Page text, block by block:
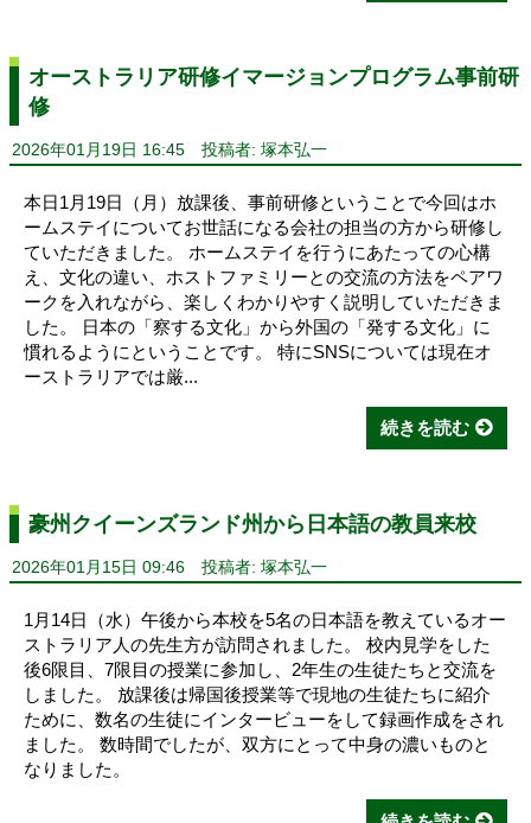
オーストラリア研修イマージョンプログラム事前研
修
2026年01月19日 16:45 投稿者: 塚本弘一
本日1月19日（月）放課後、事前研修ということで今回はホ
ームステイについてお世話になる会社の担当の方から研修し
ていただきました。 ホームステイを行うにあたっての心構
え、文化の違い、ホストファミリーとの交流の方法をペアワ
ークを入れながら、楽しくわかりやすく説明していただきま
した。 日本の「察する文化」から外国の「発する文化」に
慣れるようにということです。 特にSNSについては現在オ
ーストラリアでは厳...
続きを読む
豪州クイーンズランド州から日本語の教員来校
2026年01月15日 09:46 投稿者: 塚本弘一
1月14日（水）午後から本校を5名の日本語を教えているオー
ストラリア人の先生方が訪問されました。 校内見学をした
後6限目、7限目の授業に参加し、2年生の生徒たちと交流を
しました。 放課後は帰国後授業等で現地の生徒たちに紹介
ために、数名の生徒にインタービューをして録画作成をされ
ました。 数時間でしたが、双方にとって中身の濃いものと
なりました。